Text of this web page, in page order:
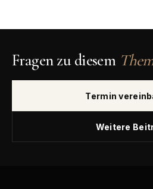
Fragen zu diesem
Termin
Weitere